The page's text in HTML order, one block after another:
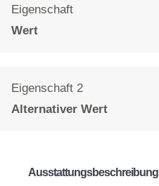
Eigenschaft
Wert
Eigenschaft 2
Alternativer Wert
Ausstattungsbeschreibung